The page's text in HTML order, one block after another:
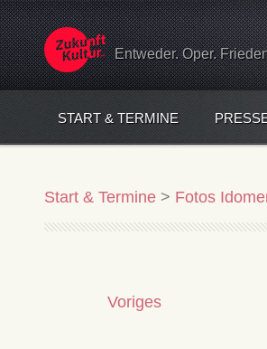
Entweder. Oper.
START & TERMINE
Start & Termine > Fotos
Voriges